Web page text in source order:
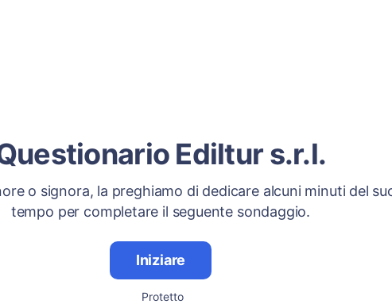
Ediltur s.r.l.
o signora, la preghiamo di dedicare alcuni minuti del
tempo per completare il seguente sondaggio.
Iniziare
Protetto